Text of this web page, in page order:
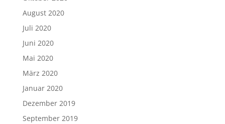
August 2020
Juli 2020
Juni 2020
Mai 2020
März 2020
Januar 2020
Dezember 2019
September 2019